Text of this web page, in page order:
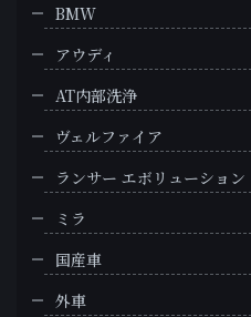
BMW
アウディ
AT内部洗浄
ヴェルファイア
ランサー エボリューション
ミラ
国産車
外車